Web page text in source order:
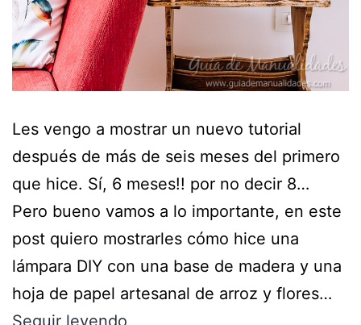
Les vengo a mostrar un nuevo tutorial
después de más de seis meses del primero
que hice. Sí, 6 meses!! por no decir 8…
Pero bueno vamos a lo importante, en este
post quiero mostrarles cómo hice una
lámpara DIY con una base de madera y una
hoja de papel artesanal de arroz y flores…